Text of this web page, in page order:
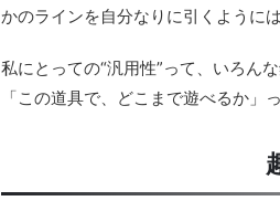
かのラインを自分なりに引くようには
私にとっての“汎用性”って、いろん
「この道具で、どこまで遊べるか」